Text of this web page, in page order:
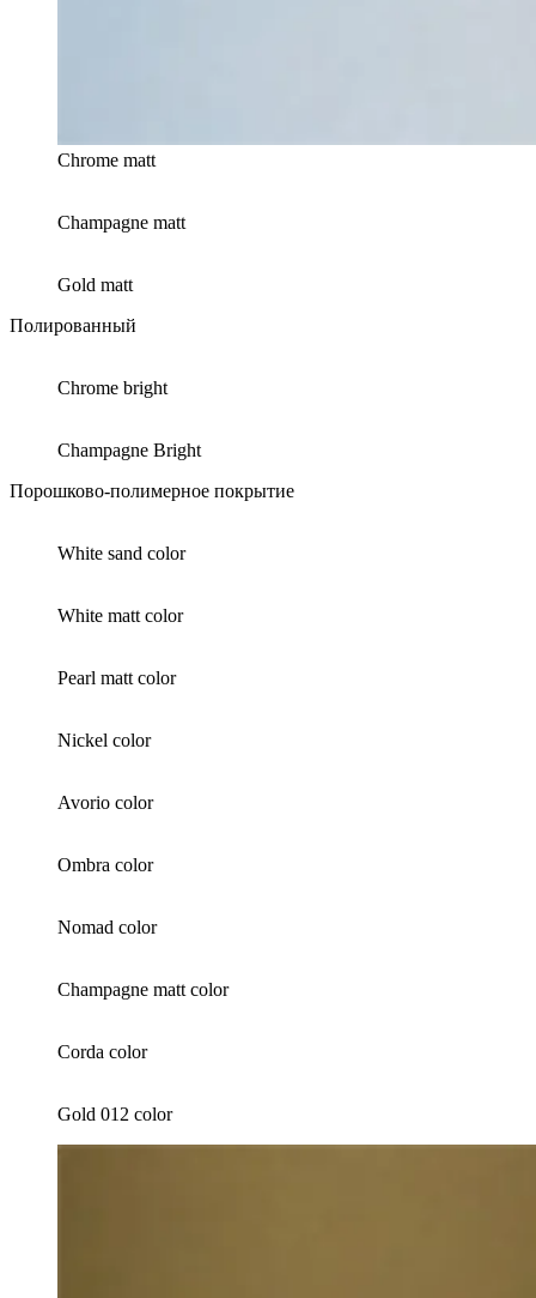
Chrome matt
Champagne matt
Gold matt
Полированный
Chrome bright
Champagne Bright
Порошково-полимерное покрытие
White sand color
White matt color
Pearl matt color
Nickel color
Avorio color
Ombra color
Nomad color
Champagne matt color
Corda color
Gold 012 color